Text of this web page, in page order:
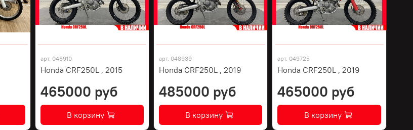
арт. 048910
Honda CRF250L , 2015
465000 руб
В корзину
арт. 048939
Honda CRF250L , 2019
485000 руб
В корзину
арт. 049725
Honda CRF250L , 2019
465000 руб
В корзину